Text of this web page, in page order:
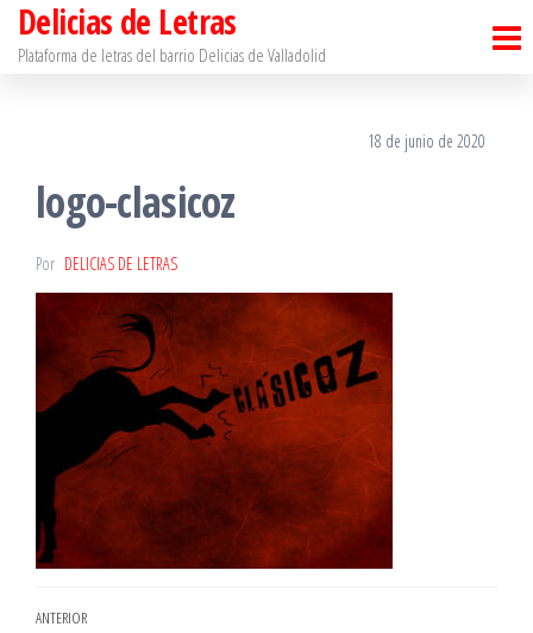
SaltarDelicias de Letras
Plataforma de letras del barrio Delicias de Valladolid
18 de junio de 2020
logo-clasicoz
Por DELICIAS DE LETRAS
Entrada
ANTERIOR